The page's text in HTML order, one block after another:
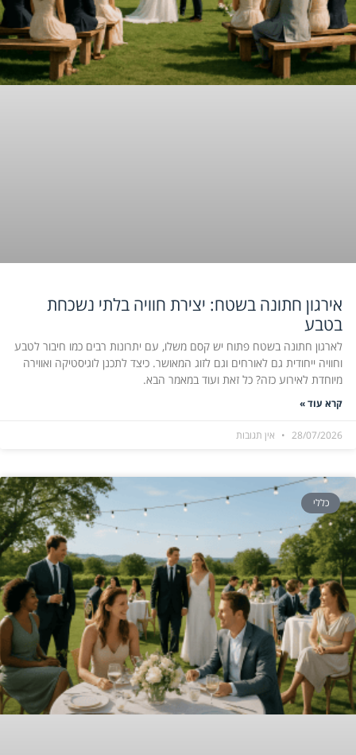
אירגון חתונה בשטח: יצירת חוויה בלתי נשכחת
בטבע
לארגון חתונה בשטח פתוח יש קסם משלו, עם יתרונות רבים כמו חיבור לטבע
וחוויה ייחודית גם לאורחים וגם לזוג המאושר. כיצד לתכנן לוגיסטיקה ואווירה
מיוחדת לאירוע כזה? כל זאת ועוד במאמר הבא.
קרא עוד »
28/07/2026 אין תגובות
כללי